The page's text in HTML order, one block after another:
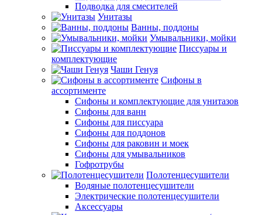
Подводка для смесителей
Унитазы
Ванны, поддоны
Умывальники, мойки
Писсуары и
комплектующие
Чаши Генуя
Сифоны в
ассортименте
Сифоны и комплектующие для унитазов
Сифоны для ванн
Сифоны для писсуара
Сифоны для поддонов
Сифоны для раковин и моек
Сифоны для умывальников
Гофротрубы
Полотенцесушители
Водяные полотенцесушители
Электрические полотенцесушители
Аксессуары